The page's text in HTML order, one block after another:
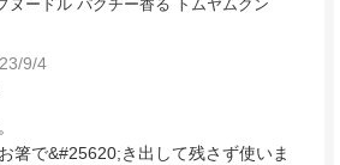
ヌードル パクチー香る トムヤムクン
9/4
箸で&#25620;き出して残さず使いま